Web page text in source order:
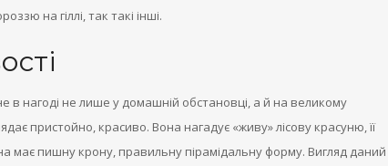
на гіллі, так такі інші.
в нагоді не лише у домашній обстановці, а й на великому
пристойно, красиво. Вона нагадує «живу» лісову красуню, її
має пишну крону, правильну пірамідальну форму. Вигляд даний